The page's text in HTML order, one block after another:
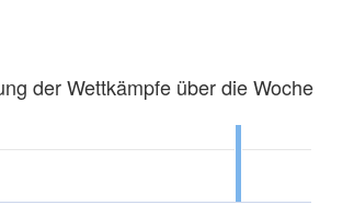
der Wettkämpfe über die Woche